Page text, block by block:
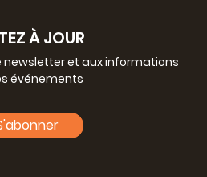
À JOUR
newsletter et aux informations
événements